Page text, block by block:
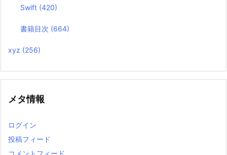
Swift (420)
書籍目次 (664)
xyz (256)
メタ情報
ログイン
投稿フィード
コメントフィード